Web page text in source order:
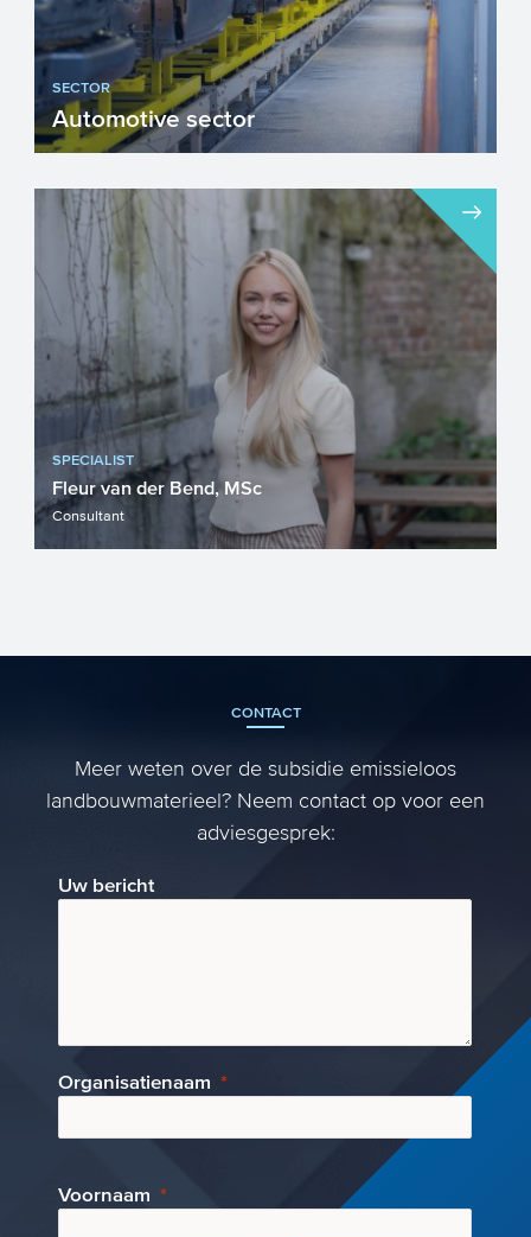
SECTOR
Automotive sector
Na meer dan honderd jaar onstuimige
groei staat de Automotive sector voor een
aantal geweldige opgav...
SPECIALIST
Fleur van der Bend, MSc
Consultant
CONTACT
Meer weten over de subsidie emissieloos
landbouwmaterieel? Neem contact op voor een
adviesgesprek:
Uw bericht
Organisatienaam
Voornaam